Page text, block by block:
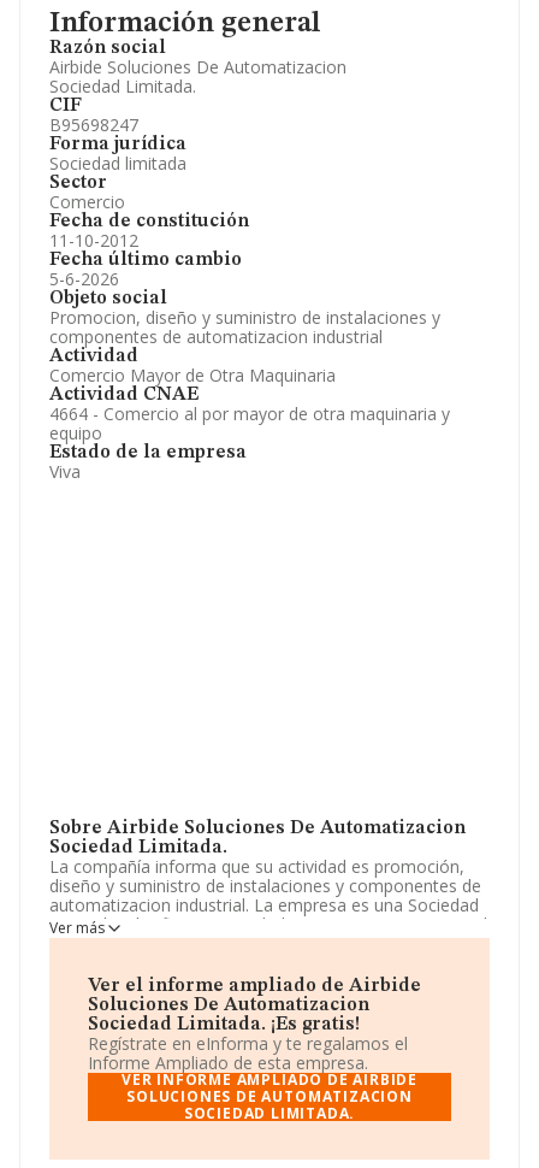
Información general
Razón social
Airbide Soluciones De Automatizacion
Sociedad Limitada.
CIF
B95698247
Forma jurídica
Sociedad limitada
Sector
Comercio
Fecha de constitución
11-10-2012
Fecha último cambio
5-6-2026
Objeto social
Promocion, diseño y suministro de instalaciones y
componentes de automatizacion industrial
Actividad
Comercio Mayor de Otra Maquinaria
Actividad CNAE
4664 - Comercio al por mayor de otra maquinaria y
equipo
Estado de la empresa
Viva
Sobre Airbide Soluciones De Automatizacion
Sociedad Limitada.
La compañía informa que su actividad es promoción,
diseño y suministro de instalaciones y componentes de
automatizacion industrial. La empresa es una Sociedad
Limitada. Clasifica su actividad CNAE como 'Comercio al
por mayor de maquinaria para la industria textil y de
no tiene actividad en mercados exteriores.
Ha contado con el mismo número de empleados y
atendiendo a los datos disponibles en INFORMA, el
número de empleados de la compañía ha estado por
debajo de la media de sector.
Acerca de la información en los distintos rankings: la
sectorial, pasando del 2.505 al 2.432. En el ranking de
Ver más
Ver el informe ampliado de Airbide
Soluciones De Automatizacion
Sociedad Limitada. ¡Es gratis!
Regístrate en eInforma y te regalamos el
Informe Ampliado de esta empresa.
VER INFORME AMPLIADO DE AIRBIDE
SOLUCIONES DE AUTOMATIZACION
SOCIEDAD LIMITADA.
Accionistas.
Participaciones y Vinculaciones en otras empresas.
Artículos de prensa publicados sobre la empresa.
Información oficial y registral complementaria.